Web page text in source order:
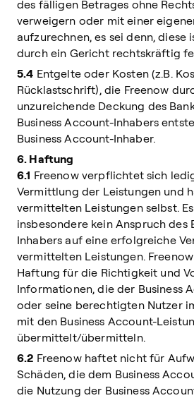
des fälligen Betrages ohne
verweigern oder mit einer
aufzurechnen, es sei denn,
durch ein Gericht rechtskräftig
5.4 Entgelte oder Kosten (z.B.
Rücklastschrift), die Freenow
unzureichende Deckung des
Business Account-Inhabers
Business Account-Inhaber.
6. Haftung
6.1 Freenow verpflichtet sich
Vermittlung der Leistungen und
vermittelten Leistungen selbst.
insbesondere kein Anspruch des
Inhabers auf eine erfolgreiche
vermittelten Leistungen.
Haftung für die Richtigkeit und
Informationen, die der Business
oder seine berechtigten Nutzer
mit den Business Account-
übermittelt/übermitteln.
6.2 Freenow haftet nicht für
Schäden, die dem Business
die Nutzung der Business